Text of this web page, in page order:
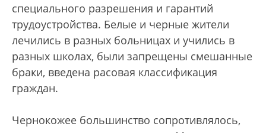
специального разрешения и гарантий
трудоустройства. Белые и черные жители
лечились в разных больницах и учились в
разных школах, были запрещены смешанные
браки, введена расовая классификация
граждан.
Чернокожее большинство сопротивлялось,